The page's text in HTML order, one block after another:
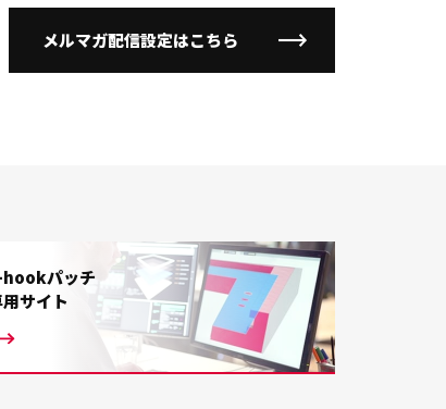
メルマガ配信設定はこちら
hookパッチ
サイト